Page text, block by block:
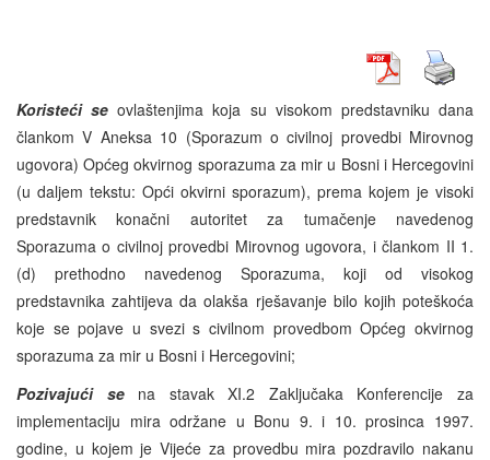
Koristeći se ovlaštenjima koja su visokom predstavniku dana
člankom V Aneksa 10 (Sporazum o civilnoj provedbi Mirovnog
ugovora) Općeg okvirnog sporazuma za mir u Bosni i Hercegovini
(u daljem tekstu: Opći okvirni sporazum), prema kojem je visoki
predstavnik konačni autoritet za tumačenje navedenog
Sporazuma o civilnoj provedbi Mirovnog ugovora, i člankom II 1.
(d) prethodno navedenog Sporazuma, koji od visokog
predstavnika zahtijeva da olakša rješavanje bilo kojih poteškoća
koje se pojave u svezi s civilnom provedbom Općeg okvirnog
sporazuma za mir u Bosni i Hercegovini;
Pozivajući se na stavak XI.2 Zaključaka Konferencije za
implementaciju mira održane u Bonu 9. i 10. prosinca 1997.
godine, u kojem je Vijeće za provedbu mira pozdravilo nakanu